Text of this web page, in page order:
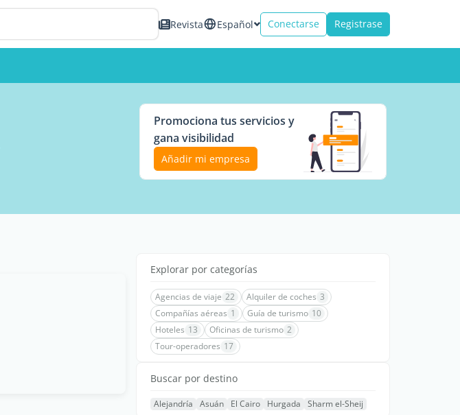
Revista Español Conectarse Registrase
Promociona tus servicios y
gana visibilidad
Añadir mi empresa
Explorar por categorías
Agencias de viaje 22 Alquiler de coches 3
Compañías aéreas 1 Guía de turismo 10
Hoteles 13 Oficinas de turismo 2
Tour-operadores 17
Buscar por destino
Alejandría Asuán El Cairo Hurgada Sharm el-Sheij